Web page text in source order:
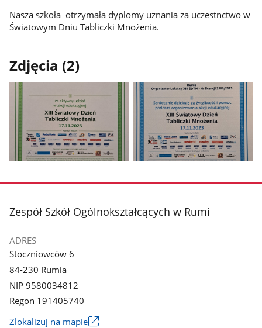
Nasza szkoła otrzymała dyplomy uznania za uczestnctwo w
Światowym Dniu Tabliczki Mnożenia.
Zdjęcia (2)
galerii.
galerii.
stopka
Zespół Szkół Ogólnokształcących w Rumi
ADRES
Stoczniowców 6
84-230 Rumia
NIP 9580034812
Regon 191405740
Zlokalizuj na mapieLink